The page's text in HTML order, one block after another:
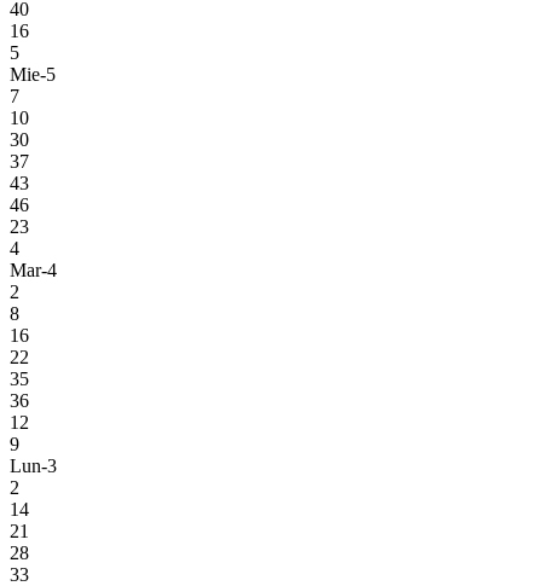
40
16
5
Mie-5
7
10
30
37
43
46
23
4
Mar-4
2
8
16
22
35
36
12
9
Lun-3
2
14
21
28
33